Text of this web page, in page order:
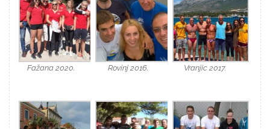
Fažana 2020. Rovinj 2016. Vranjic 2017.